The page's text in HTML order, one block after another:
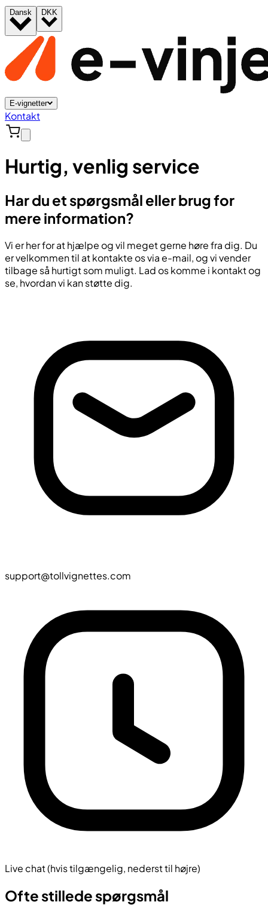
Dansk DKK
E-vignetter
Kontakt
Hurtig, venlig service
Har du et spørgsmål eller brug for
mere information?
Vi er her for at hjælpe og vil meget gerne høre fra dig. Du
er velkommen til at kontakte os via e-mail, og vi vender
tilbage så hurtigt som muligt. Lad os komme i kontakt og
se, hvordan vi kan støtte dig.
support@tollvignettes.com
Live chat (hvis tilgængelig, nederst til højre)
Ofte stillede spørgsmål